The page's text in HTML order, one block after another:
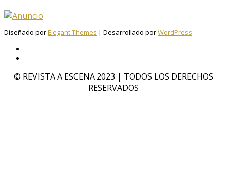
Diseñado porElegant Themes | Desarrollado porWordPress
© REVISTA A ESCENA 2023 | TODOS LOS DERECHOS
RESERVADOS